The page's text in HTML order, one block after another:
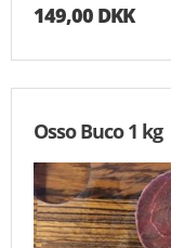
149,00 DKK
Osso Buco 1 kg